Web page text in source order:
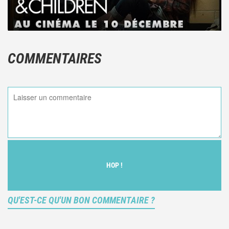
COMMENTAIRES
HOP !
QU'EST-CE QU'UN BON COMMENTAIRE ?